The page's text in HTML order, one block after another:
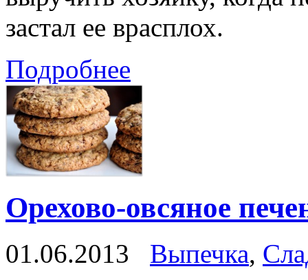
застал ее врасплох.
Подробнее
Орехово-овсяное
01.06.2013 Выпечка,